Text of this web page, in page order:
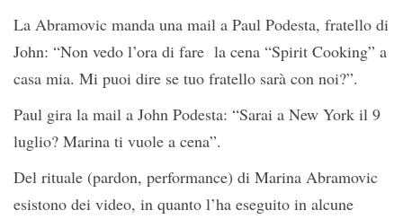
La Abramovic manda una mail a Paul Podesta, fratello di
John: “Non vedo l’ora di fare la cena “Spirit Cooking” a
casa mia. Mi puoi dire se tuo fratello sarà con noi?”.
Paul gira la mail a John Podesta: “Sarai a New York il 9
luglio? Marina ti vuole a cena”.
Del rituale (pardon, performance) di Marina Abramovic
esistono dei video, in quanto l’ha eseguito in alcune